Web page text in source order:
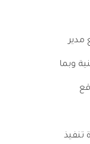
مدير
وبما
تنفيذ